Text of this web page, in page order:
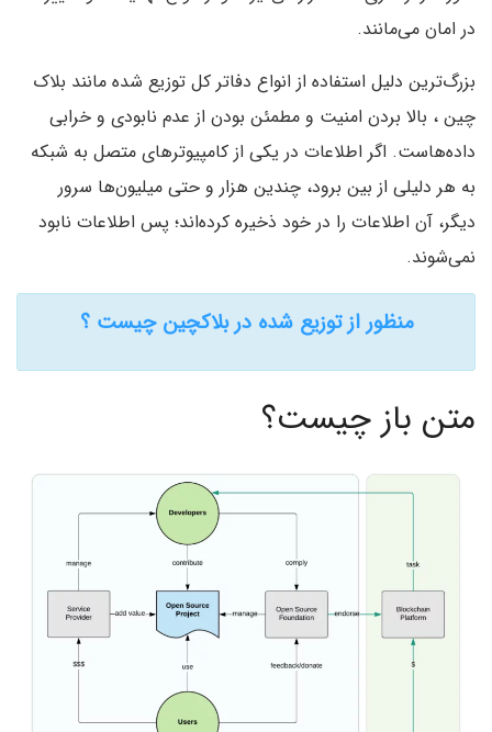
در امان می‌مانند.
بزرگ‌ترین دلیل استفاده از انواع دفاتر کل توزیع شده مانند بلاک
چین ،‌ بالا بردن امنیت و مطمئن بودن از عدم نابودی و خرابی
داده‌هاست. اگر اطلاعات در یکی از کامپیوترهای متصل به شبکه
به هر دلیلی از بین برود، چندین هزار و حتی میلیون‌ها سرور
دیگر، آن اطلاعات را در خود ذخیره کرده‌اند؛ پس اطلاعات نابود
نمی‌شوند.
منظور از توزیع شده در بلاکچین چیست ؟
متن باز چیست؟